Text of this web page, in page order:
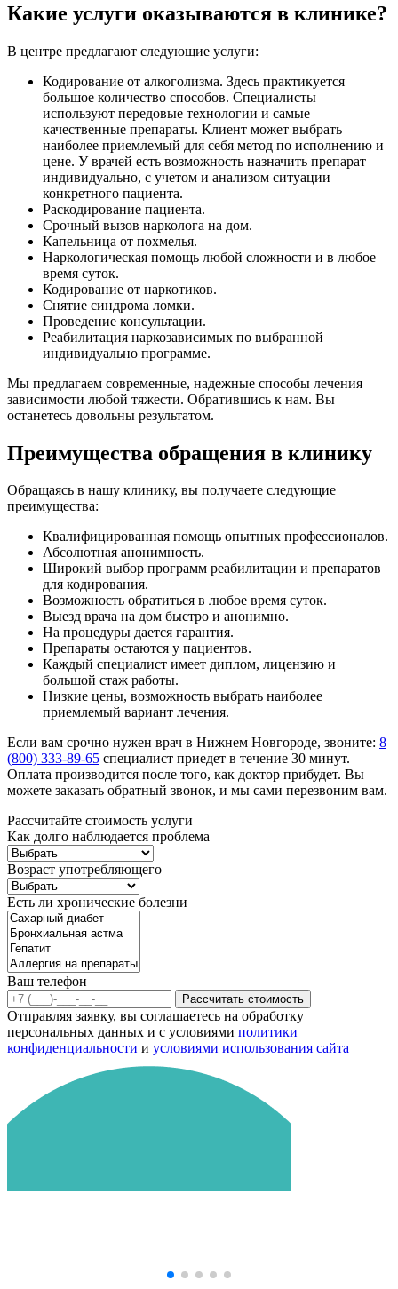
Какие услуги оказываются в клинике?
В центре предлагают следующие услуги:
Кодирование от алкоголизма. Здесь практикуется
большое количество способов. Специалисты
используют передовые технологии и самые
качественные препараты. Клиент может выбрать
наиболее приемлемый для себя метод по исполнению и
цене. У врачей есть возможность назначить препарат
индивидуально, с учетом и анализом ситуации
конкретного пациента.
Раскодирование пациента.
Срочный вызов нарколога на дом.
Капельница от похмелья.
Наркологическая помощь любой сложности и в любое
время суток.
Кодирование от наркотиков.
Снятие синдрома ломки.
Проведение консультации.
Реабилитация наркозависимых по выбранной
индивидуально программе.
Мы предлагаем современные, надежные способы лечения
зависимости любой тяжести. Обратившись к нам. Вы
останетесь довольны результатом.
Преимущества обращения в клинику
Обращаясь в нашу клинику, вы получаете следующие
преимущества:
Квалифицированная помощь опытных профессионалов.
Абсолютная анонимность.
Широкий выбор программ реабилитации и препаратов
для кодирования.
Возможность обратиться в любое время суток.
Выезд врача на дом быстро и анонимно.
На процедуры дается гарантия.
Препараты остаются у пациентов.
Каждый специалист имеет диплом, лицензию и
большой стаж работы.
Низкие цены, возможность выбрать наиболее
приемлемый вариант лечения.
Если вам срочно нужен врач в Нижнем Новгороде, звоните: 8
(800) 333-89-65 специалист приедет в течение 30 минут.
Оплата производится после того, как доктор прибудет. Вы
можете заказать обратный звонок, и мы сами перезвоним вам.
Рассчитайте стоимость услуги
Как долго наблюдается проблема
Возраст употребляющего
Есть ли хронические болезни
Ваш телефон
Рассчитать стоимость
Отправляя заявку, вы соглашаетесь на обработку
персональных данных и с условиями политики
конфиденциальности и условиями использования сайта